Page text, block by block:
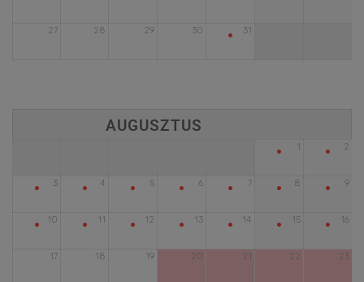
27 28 29 30 31
•
1
• 2
•
3
• 4
• 5
• 6
• 7
• 8
• 9
•
10
• 11
• 12
• 13
• 14
• 15
• 16
•
17 18 19 20 21 22 23